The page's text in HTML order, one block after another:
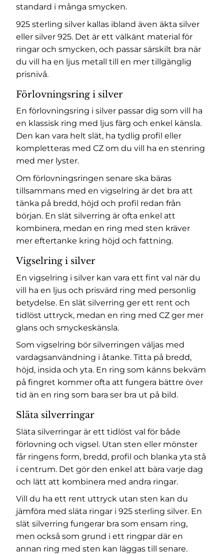
standard i många smycken.
925 sterling silver kallas ibland även äkta silver
eller silver 925. Det är ett välkänt material för
ringar och smycken, och passar särskilt bra när
du vill ha en ljus metall till en mer tillgänglig
prisnivå.
Förlovningsring i silver
En förlovningsring i silver passar dig som vill ha
en klassisk ring med ljus färg och enkel känsla.
Den kan vara helt slät, ha tydlig profil eller
kompletteras med CZ om du vill ha en stenring
med mer lyster.
Om förlovningsringen senare ska bäras
tillsammans med en vigselring är det bra att
tänka på bredd, höjd och profil redan från
början. En slät silverring är ofta enkel att
kombinera, medan en ring med sten kräver
mer eftertanke kring höjd och fattning.
Vigselring i silver
En vigselring i silver kan vara ett fint val när du
vill ha en ljus och prisvärd ring med personlig
betydelse. En slät silverring ger ett rent och
tidlöst uttryck, medan en ring med CZ ger mer
glans och smyckeskänsla.
Som vigselring bör silverringen väljas med
vardagsanvändning i åtanke. Titta på bredd,
höjd, insida och yta. En ring som känns bekväm
på fingret kommer ofta att fungera bättre över
tid än en ring som bara ser bra ut på bild.
Släta silverringar
Släta silverringar är ett tidlöst val för både
förlovning och vigsel. Utan sten eller mönster
får ringens form, bredd, profil och blanka yta stå
i centrum. Det gör den enkel att bära varje dag
och lätt att kombinera med andra ringar.
Vill du ha ett rent uttryck utan sten kan du
jämföra med släta ringar i 925 sterling silver. En
slät silverring fungerar bra som ensam ring,
men också som grund i ett ringpar där en
annan ring med sten kan läggas till senare.